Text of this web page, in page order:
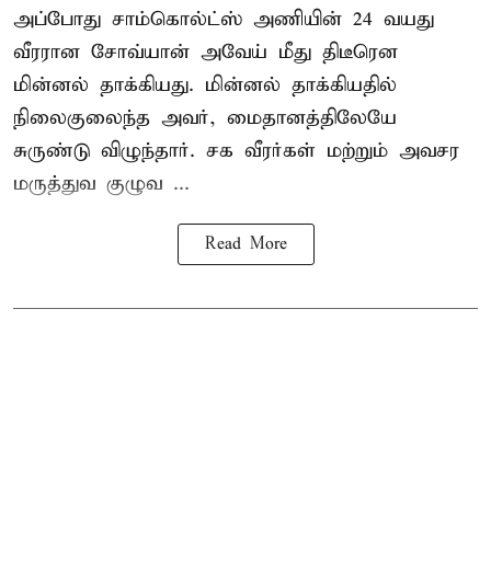
அப்போது சாம்கொல்ட்ஸ் அணியின் 24 வயது
வீரரான சோவ்யான் அவேய் மீது திடீரென
மின்னல் தாக்கியது. மின்னல் தாக்கியதில்
நிலைகுலைந்த அவர், மைதானத்திலேயே
சுருண்டு விழுந்தார். சக வீரர்கள் மற்றும் அவசர
மருத்துவ குழுவ ...
Read More